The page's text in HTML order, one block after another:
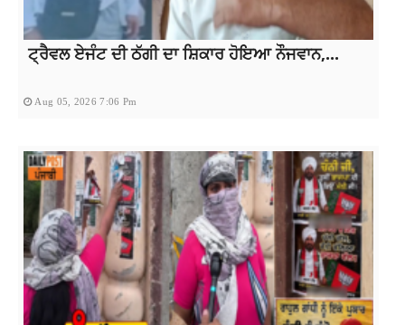
ਟ੍ਰੈਵਲ ਏਜੰਟ ਦੀ ਠੱਗੀ ਦਾ ਸ਼ਿਕਾਰ ਹੋਇਆ ਨੌਜਵਾਨ,...
Aug 05, 2026 7:06 Pm